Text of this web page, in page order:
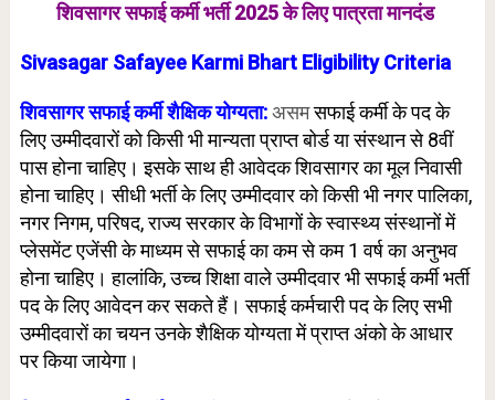
शिवसागर सफाई कर्मी भर्ती 2025 के लिए पात्रता मानदंड
Sivasagar Safayee Karmi Bhart Eligibility Criteria
शिवसागर सफाई कर्मी शैक्षिक योग्यता:असमसफाई कर्मी के पद के
लिए उम्मीदवारों को किसी भी मान्यता प्राप्त बोर्ड या संस्थान से 8वीं
पास होना चाहिए। इसके साथ ही आवेदक शिवसागर का मूल निवासी
होना चाहिए। सीधी भर्ती के लिए उम्मीदवार को किसी भी नगर पालिका,
नगर निगम, परिषद, राज्य सरकार के विभागों के स्वास्थ्य संस्थानों में
प्लेसमेंट एजेंसी के माध्यम से सफाई का कम से कम 1 वर्ष का अनुभव
होना चाहिए। हालांकि, उच्च शिक्षा वाले उम्मीदवार भी सफाई कर्मी भर्ती
पद के लिए आवेदन कर सकते हैं। सफाई कर्मचारी पद के लिए सभी
उम्मीदवारों का चयन उनके शैक्षिक योग्यता में प्राप्त अंको के आधार
पर किया जायेगा।